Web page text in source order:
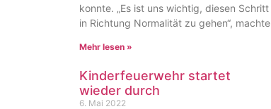
konnte. „Es ist uns wichtig, diesen Schritt
in Richtung Normalität zu gehen“, machte
Mehr lesen »
Kinderfeuerwehr startet
wieder durch
6. Mai 2022